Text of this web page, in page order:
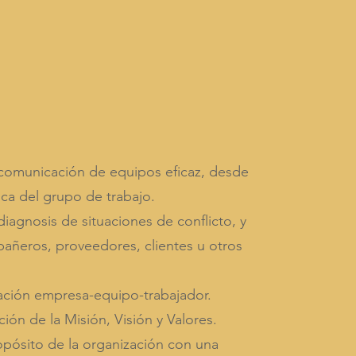
de equipos eficaz, desde
del grupo de trabajo.
de situaciones de conflicto, y
proveedores, clientes u otros
empresa-equipo-trabajador.
de la Misión, Visión y Valores.
de la organización con una